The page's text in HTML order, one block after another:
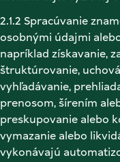
2.1.2 Spracúvanie
osobnými údajmi
napríklad získavanie,
štruktúrovanie,
vyhľadávanie,
prenosom, šírením
preskupovanie alebo
vymazanie alebo
vykonávajú